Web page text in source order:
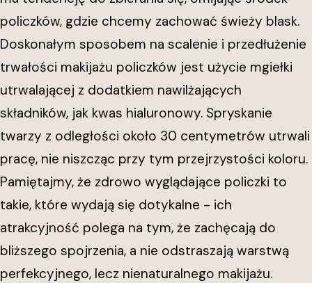
policzków, gdzie chcemy zachować świeży blask.
Doskonałym sposobem na scalenie i przedłużenie
trwałości makijażu policzków jest użycie mgiełki
utrwalającej z dodatkiem nawilżających
składników, jak kwas hialuronowy. Spryskanie
twarzy z odległości około 30 centymetrów utrwali
pracę, nie niszcząc przy tym przejrzystości koloru.
Pamiętajmy, że zdrowo wyglądające policzki to
takie, które wydają się dotykalne - ich
atrakcyjność polega na tym, że zachęcają do
bliższego spojrzenia, a nie odstraszają warstwą
perfekcyjnego, lecz nienaturalnego makijażu.